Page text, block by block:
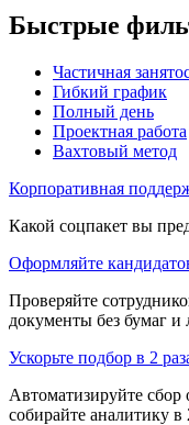
Быстрые
Частичная
Гибкий график
Полный день
Проектная работа
Вахтовый метод
Корпоративная
Какой соцпакет вы
Оформляйте
Проверяйте
документы без бумаг и
Ускорьте подбор в 2
Автоматизируйте сбор
собирайте аналитику в